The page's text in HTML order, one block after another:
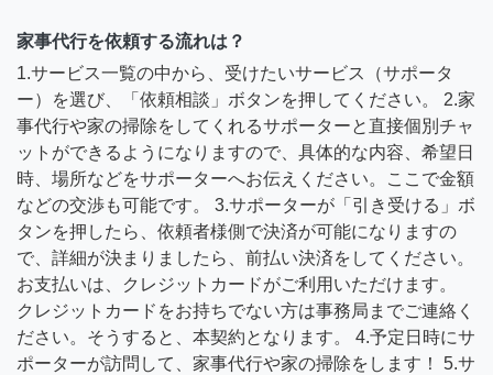
家事代行を依頼する流れは？
1.サービス一覧の中から、受けたいサービス（サポータ
ー）を選び、「依頼相談」ボタンを押してください。 2.家
事代行や家の掃除をしてくれるサポーターと直接個別チャ
ットができるようになりますので、具体的な内容、希望日
時、場所などをサポーターへお伝えください。ここで金額
などの交渉も可能です。 3.サポーターが「引き受ける」ボ
タンを押したら、依頼者様側で決済が可能になりますの
で、詳細が決まりましたら、前払い決済をしてください。
お支払いは、クレジットカードがご利用いただけます。
クレジットカードをお持ちでない方は事務局までご連絡く
ださい。そうすると、本契約となります。 4.予定日時にサ
ポーターが訪問して、家事代行や家の掃除をします！ 5.サ